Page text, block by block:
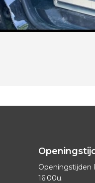
Openingstijden
16:00u.